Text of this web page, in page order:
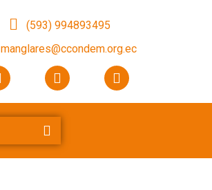
(593) 994893495
manglares@ccondem.org.ec